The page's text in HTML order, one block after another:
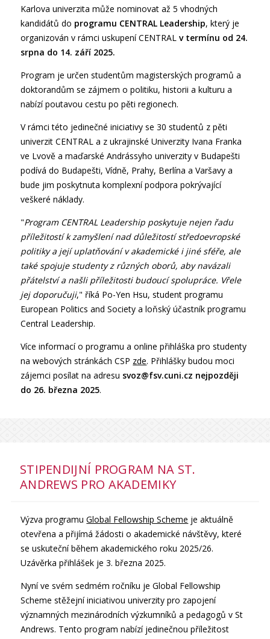
Karlova univerzita může nominovat až 5 vhodných
kandidátů do programu CENTRAL Leadership, který je
organizován v rámci uskupení CENTRAL v termínu od 24.
srpna do 14. září 2025.
Program je určen studentům magisterských programů a
doktorandům se zájmem o politiku, historii a kulturu a
nabízí poutavou cestu po pěti regionech.
V rámci této jedinečné iniciativy se 30 studentů z pěti
univerzit CENTRAL a z ukrajinské Univerzity Ivana Franka
ve Lvově a maďarské Andrássyho univerzity v Budapešti
podívá do Budapešti, Vídně, Prahy, Berlína a Varšavy a
bude jim poskytnuta komplexní podpora pokrývající
veškeré náklady.
"Program CENTRAL Leadership poskytuje nejen řadu
příležitostí k zamyšlení nad důležitostí středoevropské
politiky a její uplatňování v akademické i jiné sféře, ale
také spojuje studenty z různých oborů, aby navázali
přátelství a našli příležitosti budoucí spolupráce. Vřele
jej doporučuji," říká Po-Yen Hsu, student programu
European Politics and Society a loňský účastník programu
Central Leadership.
Více informací o programu a online přihláška pro studenty
na webových stránkách CSP zde. Přihlášky budou moci
zájemci posílat na adresu svoz@fsv.cuni.cz nejpozději
do 26. března 2025.
STIPENDIJNÍ PROGRAM NA ST.
ANDREWS PRO AKADEMIKY
Výzva programuGlobal Fellowship Scheme je aktuálně
otevřena a přijímá žádosti o akademické návštěvy, které
se uskuteční během akademického roku 2025/26.
Uzávěrka přihlášek je 3. března 2025.
Nyní ve svém sedmém ročníku je Global Fellowship
Scheme stěžejní iniciativou univerzity pro zapojení
významných mezinárodních výzkumníků a pedagogů v St
Andrews. Tento program nabízí jedinečnou příležitost